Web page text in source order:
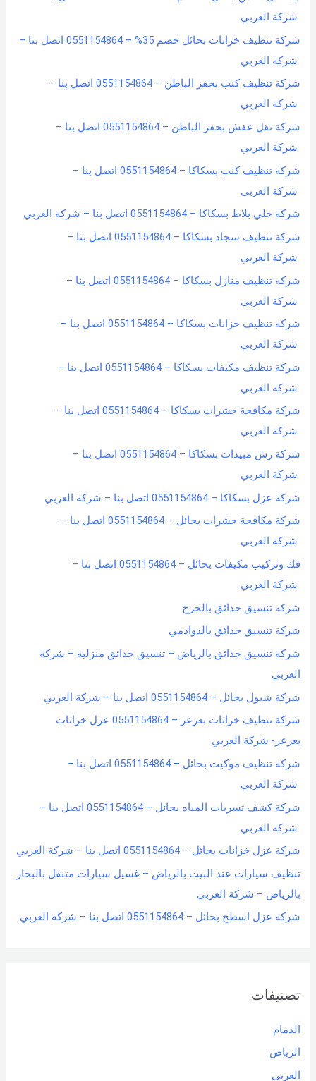
شركة العربي
شركة تنظيف خزانات بحائل خصم 35% – 0551154864 اتصل بنا –
شركة العربي
شركة تنظيف كنب بحفر الباطن – 0551154864 اتصل بنا –
شركة العربي
شركة نقل عفش بحفر الباطن – 0551154864 اتصل بنا –
شركة العربي
شركة تنظيف كنب بسكاكا – 0551154864 اتصل بنا –
شركة العربي
شركة جلي بلاط بسكاكا – 0551154864 اتصل بنا – شركة العربي
شركة تنظيف سجاد بسكاكا – 0551154864 اتصل بنا –
شركة العربي
شركة تنظيف منازل بسكاكا – 0551154864 اتصل بنا –
شركة العربي
شركة تنظيف خزانات بسكاكا – 0551154864 اتصل بنا –
شركة العربي
شركة تنظيف مكيفات بسكاكا – 0551154864 اتصل بنا –
شركة العربي
شركة مكافحة حشرات بسكاكا – 0551154864 اتصل بنا –
شركة العربي
شركة رش مبيدات بسكاكا – 0551154864 اتصل بنا –
شركة العربي
شركة عزل بسكاكا – 0551154864 اتصل بنا – شركة العربي
شركة مكافحة حشرات بحائل – 0551154864 اتصل بنا –
شركة العربي
فك وتركيب مكيفات بحائل – 0551154864 اتصل بنا –
شركة العربي
شركة تنسيق حدائق بالخرج
شركة تنسيق حدائق بالدوادمي
شركة تنسيق حدائق بالرياض – تنسيق حدائق منزلية – شركة
العربي
شركة شيول بحائل – 0551154864 اتصل بنا – شركة العربي
شركة تنظيف خزانات بعرعر – 0551154864 عزل خزانات
بعرعر- شركة العربي
شركة تنظيف موكيت بحائل – 0551154864 اتصل بنا –
شركة العربي
شركة كشف تسربات المياه بحائل – 0551154864 اتصل بنا –
شركة العربي
شركة عزل خزانات بحائل – 0551154864 اتصل بنا – شركة العربي
تنظيف سيارات عند البيت بالرياض – غسيل سيارات متنقل بالبخار
بالرياض – شركة العربي
شركة عزل اسطح بحائل – 0551154864 اتصل بنا – شركة العربي
تصنيفات
الدمام
الرياض
العربي